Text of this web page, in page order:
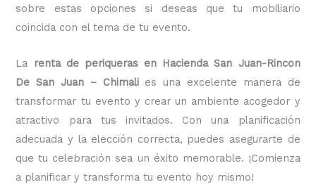
sobre estas opciones si deseas que tu mobiliario
coincida con el tema de tu evento.
La
renta de periqueras en Hacienda San Juan-Rincon
De San Juan – Chimali es una excelente manera de
transformar tu evento y crear un ambiente acogedor y
atractivo para tus invitados. Con una planificación
adecuada y la elección correcta, puedes asegurarte de
que tu celebración sea un éxito memorable. ¡Comienza
a planificar y transforma tu evento hoy mismo!